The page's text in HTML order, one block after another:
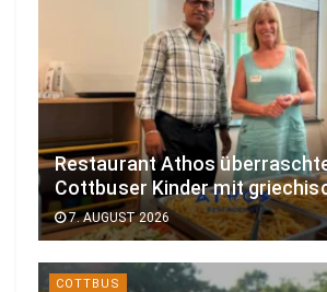
Restaurant Athos
Cottbuser Kinder mit
7. AUGUST 2026
COTTBUS